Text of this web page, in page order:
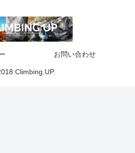
お問い合わせ
Climbing.UP.